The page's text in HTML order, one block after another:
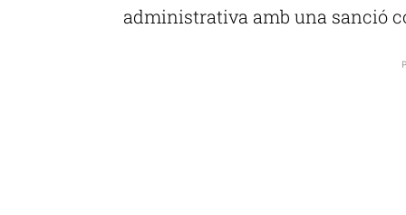
administrativa amb una sanció